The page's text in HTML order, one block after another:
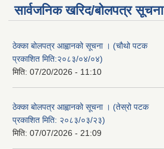
सार्वजनिक खरिद/बोलपत्र सूचना
ठेक्का बोलपत्र आह्वानको सूचना । (चौथो पटक
प्रकाशित मिति:२०८३/०४/०४)
मिति: 07/20/2026 - 11:10
ठेक्का बोलपत्र आह्वानको सूचना । (तेस्रो पटक
प्रकाशित मिति: २०८३/०३/२३)
मिति: 07/07/2026 - 21:09